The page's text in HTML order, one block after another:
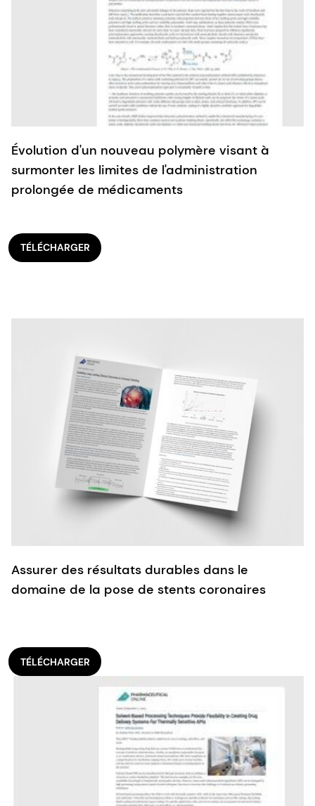
Évolution d'un nouveau polymère visant à
surmonter les limites de l'administration
prolongée de médicaments
TÉLÉCHARGER
Assurer des résultats durables dans le
domaine de la pose de stents coronaires
TÉLÉCHARGER